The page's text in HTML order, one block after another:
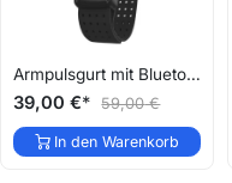
Armpulsgurt mit Bluetooth AWS2
39,00 €* 59,00€
In den Warenkorb